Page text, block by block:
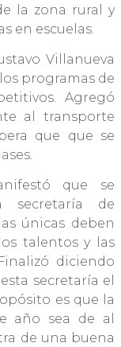
la zona rural y
en escuelas.
Villanueva
programas de
Agregó
al transporte
que que se
que se
secretaría de
únicas deben
talentos y las
diciendo
secretaría el
es que la
año sea de al
de una buena